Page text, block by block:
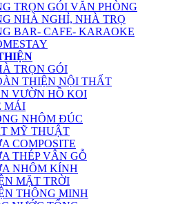
TRỌN GÓI VĂN PHÒNG
NHÀ NGHỈ, NHÀ TRỌ
BAR- CAFE- KARAOKE
TRỌN GÓI
THIỆN NỘI THẤT
VƯỜN HỒ KOI
MÁI
NHÔM ĐÚC
MỸ THUẬT
COMPOSITE
THÉP VÂN GỖ
NHÔM KÍNH
MẶT TRỜI
THÔNG MINH